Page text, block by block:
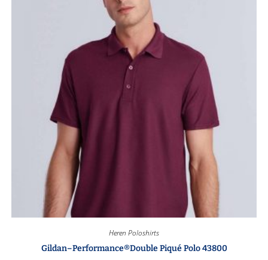
Heren Poloshirts
Gildan–Performance®Double Piqué Polo 43800